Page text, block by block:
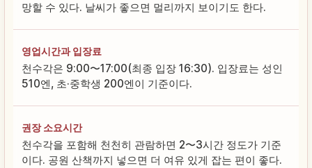
망할 수 있다. 날씨가 좋으면 멀리까지 보이기도 한다.
영업시간과 입장료
천수각은 9:00〜17:00(최종 입장 16:30). 입장료는 성인
510엔, 초·중학생 200엔이 기준이다.
권장 소요시간
천수각을 포함해 천천히 관람하면 2〜3시간 정도가 기준
이다. 공원 산책까지 넣으면 더 여유 있게 잡는 편이 좋다.